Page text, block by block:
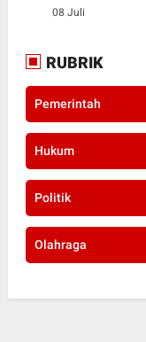
08 Juli
RUBRIK
Pemerintah
Hukum
Politik
Olahraga